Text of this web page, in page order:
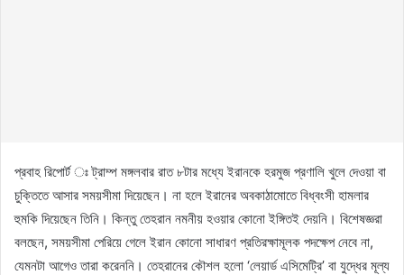
প্রবাহ রিপোর্ট ঃ ট্রাম্প মঙ্গলবার রাত ৮টার মধ্যে ইরানকে হরমুজ প্রণালি খুলে দেওয়া বা
চুক্তিতে আসার সময়সীমা দিয়েছেন। না হলে ইরানের অবকাঠামোতে বিধ্বংসী হামলার
হুমকি দিয়েছেন তিনি। কিন্তু তেহরান নমনীয় হওয়ার কোনো ইঙ্গিতই দেয়নি। বিশেষজ্ঞরা
বলছেন, সময়সীমা পেরিয়ে গেলে ইরান কোনো সাধারণ প্রতিরক্ষামূলক পদক্ষেপ নেবে না,
যেমনটা আগেও তারা করেননি। তেহরানের কৌশল হলো ‘লেয়ার্ড এসিমেট্রি’ বা যুদ্ধের মূল্য